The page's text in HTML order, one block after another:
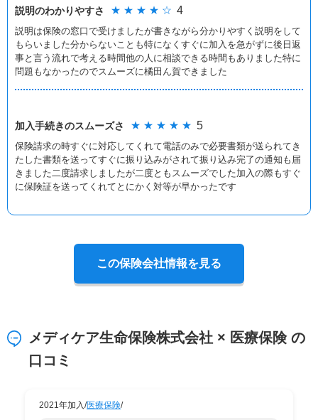
説明のわかりやすさ ★ ★ ★ ★ ☆ 4
説明は保険の窓口で受けましたが書きながら分かりやすく説明をして
もらいました分からないことも特になくすぐに加入を急がずに後日返
事と言う流れで考える時間他の人に相談できる時間もありました特に
問題もなかったのでスムーズに橘田ん賀できました
加入手続きのスムーズさ ★ ★ ★ ★ ★ 5
保険請求の時すぐに対応してくれて電話のみで必要書類が送られてき
たした書類を送ってすぐに振り込みがされて振り込み完了の通知も届
きました二度請求しましたが二度ともスムーズでした加入の際もすぐ
に保険証を送ってくれてとにかく対等が早かったです
この保険会社情報を見る
メディケア生命保険株式会社 × 医療保険 の
口コミ
2021年加入/医療保険/